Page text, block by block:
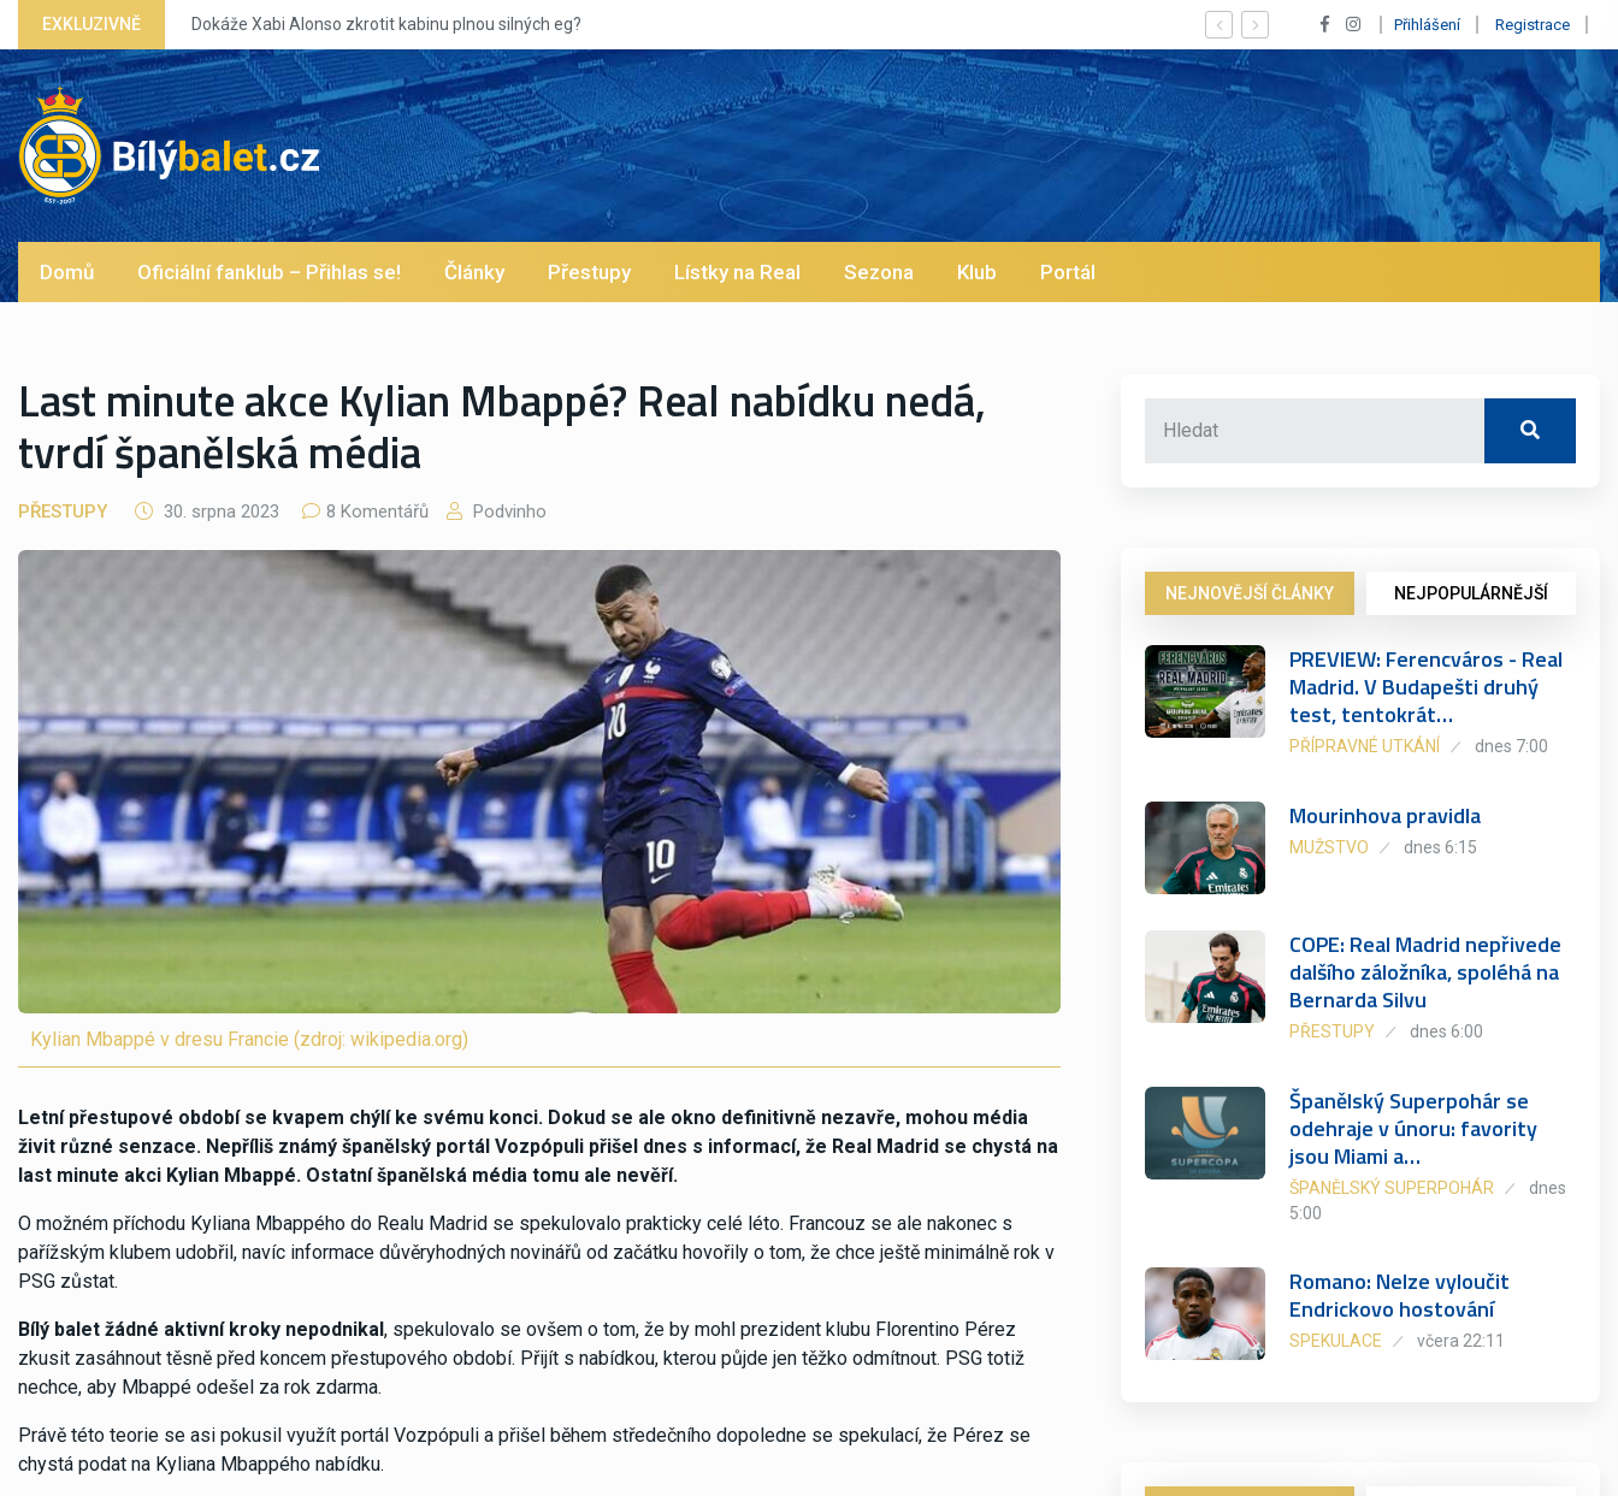
EXKLUZIVNĚ
Xabi Alonso zkrotit kabinu plnou silných eg? Vypískaný Vinícius! Blíží se jeho odchod z Realu a pustí se klub na trh už v
Přihlášení Registrace
Domů Oficiální fanklub – Přihlas se! Články Přestupy Lístky na Real Sezona Klub Portál
Last minute akce Kylian Mbappé? Real nabídku nedá,
tvrdí španělská média
PŘESTUPY 30. srpna 2023 8 Komentářů Podvinho
Kylian Mbappé v dresu Francie (zdroj: wikipedia.org)
Letní přestupové období se kvapem chýlí ke svému konci. Dokud se ale okno definitivně nezavře, mohou média
živit různé senzace. Nepříliš známý španělský portál Vozpópuli přišel dnes s informací, že Real Madrid se chystá na
last minute akci Kylian Mbappé. Ostatní španělská média tomu ale nevěří.
O možném příchodu Kyliana Mbappého do Realu Madrid se spekulovalo prakticky celé léto. Francouz se ale nakonec s
pařížským klubem udobřil, navíc informace důvěryhodných novinářů od začátku hovořily o tom, že chce ještě minimálně rok v
PSG zůstat.
Bílý balet žádné aktivní kroky nepodnikal, spekulovalo se ovšem o tom, že by mohl prezident klubu Florentino Pérez
zkusit zasáhnout těsně před koncem přestupového období. Přijít s nabídkou, kterou půjde jen těžko odmítnout. PSG totiž
nechce, aby Mbappé odešel za rok zdarma.
Právě této teorie se asi pokusil využít portál Vozpópuli a přišel během středečního dopoledne se spekulací, že Pérez se
chystá podat na Kyliana Mbappého nabídku.
NEJNOVĚJŠÍ ČLÁNKY NEJPOPULÁRNĚJŠÍ
PREVIEW: Ferencváros - Real
Madrid. V Budapešti druhý
test, tentokrát…
PŘÍPRAVNÉ UTKÁNÍ dnes 7:00
Mourinhova pravidla
MUŽSTVO dnes 6:15
COPE: Real Madrid nepřivede
dalšího záložníka, spoléhá na
Bernarda Silvu
PŘESTUPY dnes 6:00
Španělský Superpohár se
odehraje v únoru: favority
jsou Miami a…
ŠPANĚLSKÝ SUPERPOHÁR
dnes
5:00
Romano: Nelze vyloučit
Endrickovo hostování
SPEKULACE včera 22:11